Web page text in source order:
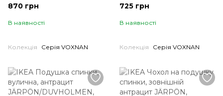
870 грн
В наявності
Колекція Серія VOXNAN
725 грн
В наявності
Колекція Серія VOXNAN